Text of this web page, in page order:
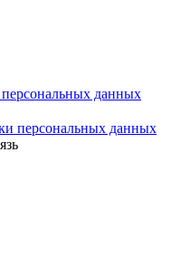
персональных данных
персональных данных